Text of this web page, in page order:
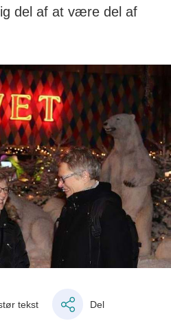
del af at være del af
tekst Del